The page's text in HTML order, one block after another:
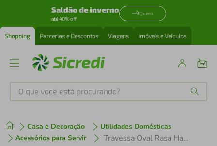
Saldão de inverno
até 40% off
Quero
Shopping Parcerias e Descontos Viagens Imóveis e Veículos
O que você está procurando?
Casa e Decoração
Utilidades Domésticas
Acessórios para Servir
Travessa Oval Rasa Haus Concept Pasta - 25 x 18,5 cm
1º tenis